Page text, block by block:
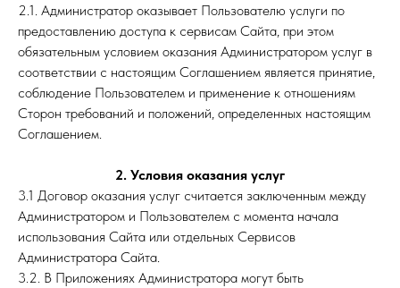
2.1. Администратор оказывает Пользователю услуги по
предоставлению доступа к сервисам Сайта, при этом
обязательным условием оказания Администратором услуг в
соответствии с настоящим Соглашением является принятие,
соблюдение Пользователем и применение к отношениям
Сторон требований и положений, определенных настоящим
Соглашением.
2. Условия оказания услуг
3.1 Договор оказания услуг считается заключенным между
Администратором и Пользователем с момента начала
использования Сайта или отдельных Сервисов
Администратора Сайта.
3.2. В Приложениях Администратора могут быть